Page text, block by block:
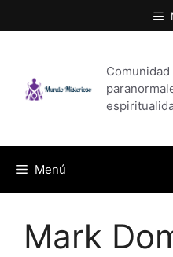
al
Menú
Mark